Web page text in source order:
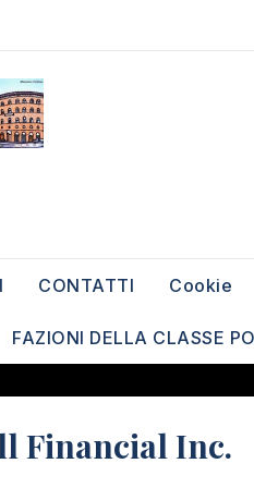
CONTATTI Cookie
FAZIONI DELLA CLASSE
Financial Inc.